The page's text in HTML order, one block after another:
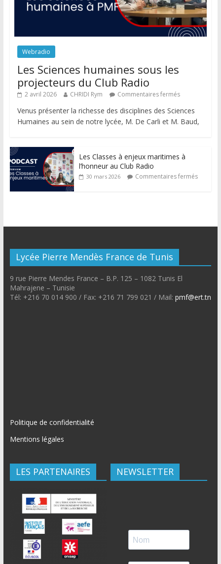
Webradio
Les Sciences humaines sous les
projecteurs du Club Radio
2 avril 2026 CHRIDI Rym Commentaires fermés
Venus présenter la richesse des disciplines des Sciences
Humaines au sein de notre lycée, M. De Carli et M. Baud,
Les Classes à enjeux maritimes à
l’honneur au Club Radio
30 mars 2026 Commentaires fermés
Lycée Pierre Mendès France de Tunis
9 rue Pierre Mendes France – B.P. 125 – 1082 Tunis El
Mahrajene – Tunisie
Tél: +216 70 014 900 / Fax: +216 71 799 021 / Mail: pmf@ert.tn
Politique de confidentialité
Mentions légales
LES PARTENAIRES NEWSLETTER